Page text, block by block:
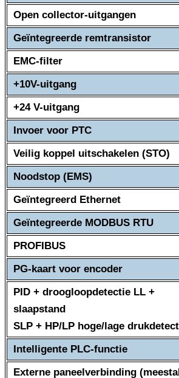
Open collector-uitgangen
Geïntegreerde remtransistor
EMC-filter
+10V-uitgang
+24 V-uitgang
Invoer voor PTC
Veilig koppel uitschakelen (STO)
Noodstop (EMS)
Geïntegreerd Ethernet
Geïntegreerde MODBUS RTU
PROFIBUS
PG-kaart voor encoder
PID + droogloopdetectie LL +
slaapstand
SLP + HP/LP hoge/lage
Intelligente PLC-functie
Externe paneelverbinding